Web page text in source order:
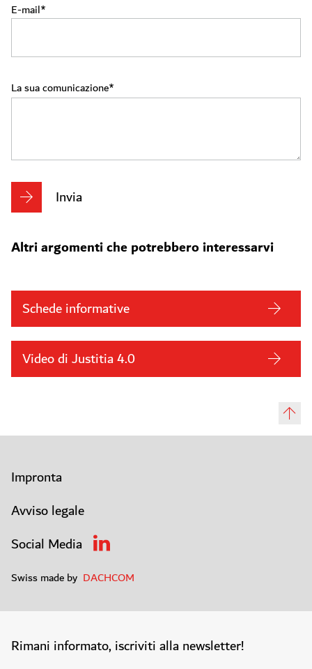
E-mail
La sua comunicazione
Invia
Altri argomenti che potrebbero interessarvi
Schede informative
Video di Justitia 4.0
Impronta
Avviso legale
Social Media
Swiss made by DACHCOM
Rimani informato, iscriviti alla newsletter!